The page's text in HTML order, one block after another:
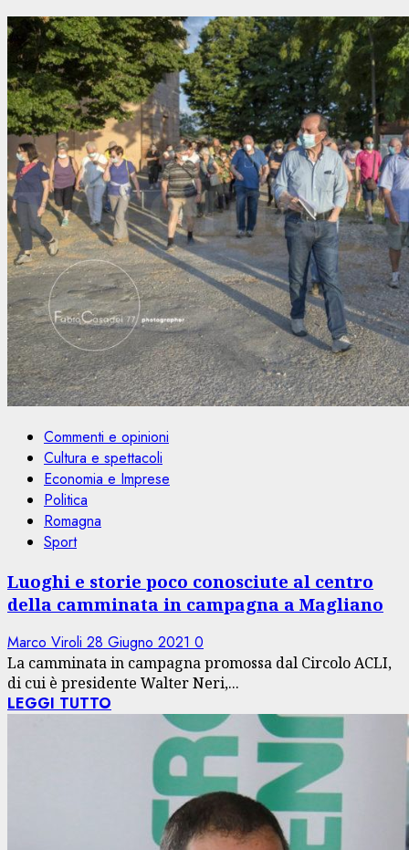
Commenti e opinioni
Cultura e spettacoli
Economia e Imprese
Politica
Romagna
Sport
Luoghi e storie poco conosciute al centro
della camminata in campagna a Magliano
Marco Viroli 28 Giugno 2021 0
La camminata in campagna promossa dal Circolo ACLI,
di cui è presidente Walter Neri,...
LEGGI TUTTO